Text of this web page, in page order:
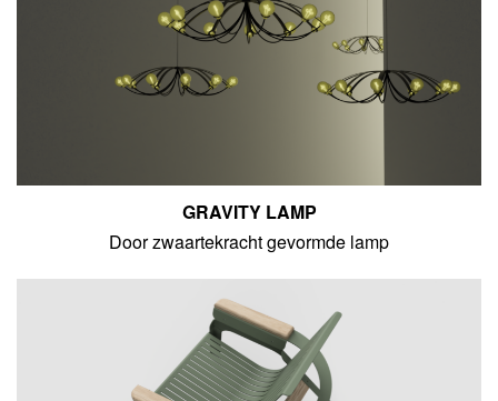
GRAVITY LAMP
Door zwaartekracht gevormde lamp